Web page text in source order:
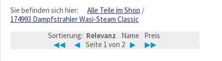
DE / EN
Deutsch
English
Sie befinden sich hier:
Alle Teile im Shop
174993 Dampfstrahler Wasi-Steam Classic
Sortierung: Relevanz Name
Preis
◀◀
◀ Seite 1 von 2 ▶ ▶▶